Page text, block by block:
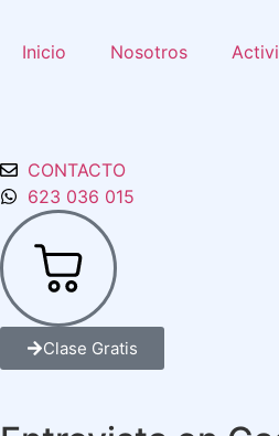
Inicio Nosotros
CONTACTO
623 036 015
Clase Gratis